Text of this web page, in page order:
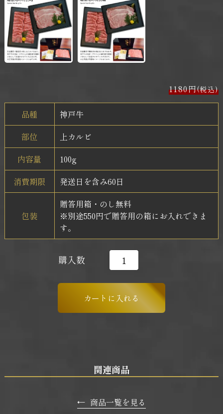
1180円(税込)
品種
神戸牛
部位
上カルビ
内容量
100g
消費期限
発送日を含み60日
包装
贈答用箱・のし無料
※別途550円で贈答用の箱にお入れできま
す。
購入数
関連商品
← 商品一覧を見る